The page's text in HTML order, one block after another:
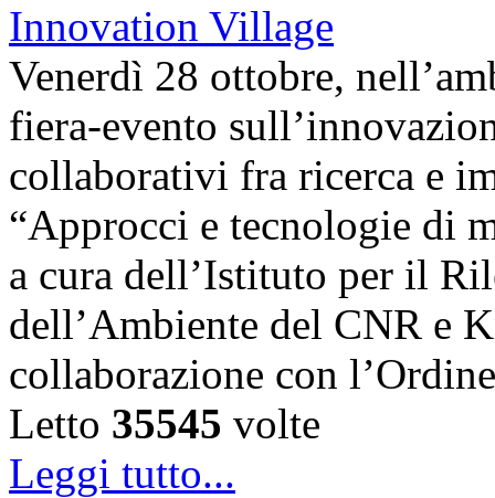
Venerdì 28 ottobre,
fiera-evento
collaborativi fra ricerca e
“Approcci e tecnologie di
a cura dell’Istituto per il
dell’Ambiente del CNR e
collaborazione con
Letto 35545 volte
Leggi tutto...